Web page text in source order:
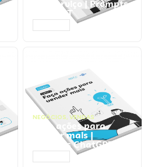
seu serviço | Prompts
ChatGPT
NEGÓCIOS, VENDAS
Faça ações para
vender mais |
Prompts ChatGPT